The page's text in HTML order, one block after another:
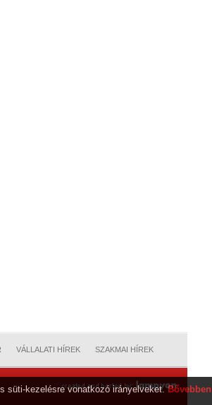
VÁLLALATI HÍREK SZAKMAI HÍREK
süti-kezelésre vonatkozó irányelveket.Bővebben